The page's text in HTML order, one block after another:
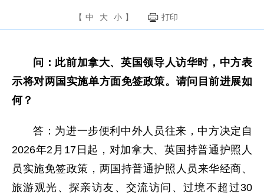
【 中 大 小 】 打印
问：此前加拿大、英国领导人访华时，中方表
示将对两国实施单方面免签政策。请问目前进展如
何？
答：为进一步便利中外人员往来，中方决定自
2026年2月17日起，对加拿大、英国持普通护照人
员实施免签政策，两国持普通护照人员来华经商、
旅游观光、探亲访友、交流访问、过境不超过30